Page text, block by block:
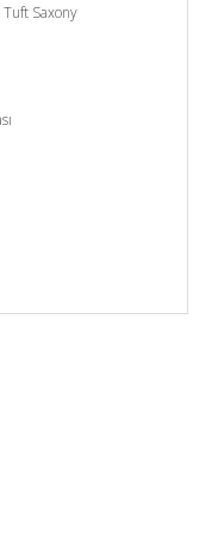
Saxony